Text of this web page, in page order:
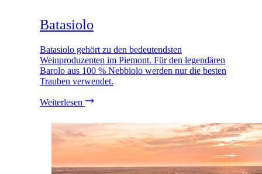
Batasiolo
Batasiolo gehört zu den bedeutendsten
Weinproduzenten im Piemont. Für den legendären
Barolo aus 100 % Nebbiolo werden nur die besten
Trauben verwendet.
Weiterlesen